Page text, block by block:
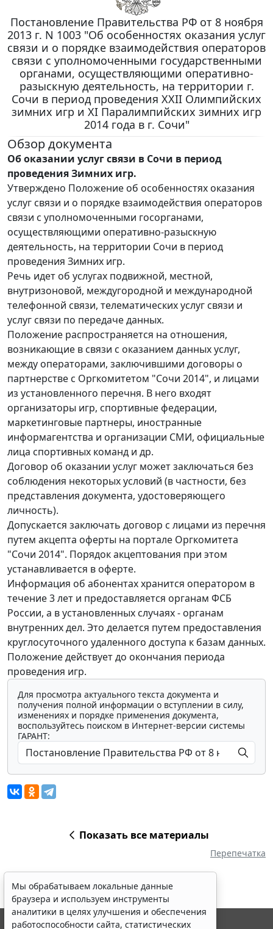
Постановление Правительства РФ от 8 ноября
2013 г. N 1003 "Об особенностях оказания услуг
связи и о порядке взаимодействия операторов
связи с уполномоченными государственными
органами, осуществляющими оперативно-
разыскную деятельность, на территории г.
Сочи в период проведения XXII Олимпийских
зимних игр и XI Паралимпийских зимних игр
2014 года в г. Сочи"
Обзор документа
Об оказании услуг связи в Сочи в период
проведения Зимних игр.
Утверждено Положение об особенностях оказания
услуг связи и о порядке взаимодействия операторов
связи с уполномоченными госорганами,
осуществляющими оперативно-разыскную
деятельность, на территории Сочи в период
проведения Зимних игр.
Речь идет об услугах подвижной, местной,
внутризоновой, междугородной и международной
телефонной связи, телематических услуг связи и
услуг связи по передаче данных.
Положение распространяется на отношения,
возникающие в связи с оказанием данных услуг,
между операторами, заключившими договоры о
партнерстве с Оргкомитетом "Сочи 2014", и лицами
из установленного перечня. В него входят
организаторы игр, спортивные федерации,
маркетинговые партнеры, иностранные
информагентства и организации СМИ, официальные
лица спортивных команд и др.
Договор об оказании услуг может заключаться без
соблюдения некоторых условий (в частности, без
представления документа, удостоверяющего
личность).
Допускается заключать договор с лицами из перечня
путем акцепта оферты на портале Оргкомитета
"Сочи 2014". Порядок акцептования при этом
устанавливается в оферте.
Информация об абонентах хранится оператором в
течение 3 лет и предоставляется органам ФСБ
России, а в установленных случаях - органам
внутренних дел. Это делается путем предоставления
круглосуточного удаленного доступа к базам данных.
Положение действует до окончания периода
проведения игр.
Для просмотра актуального текста документа и
получения полной информации о вступлении в силу,
изменениях и порядке применения документа,
воспользуйтесь поиском в Интернет-версии системы
ГАРАНТ:
Показать все материалы
Перепечатка
Мы обрабатываем локальные данные
браузера и используем инструменты
аналитики в целях улучшения и обеспечения
работоспособности сайта, статистических